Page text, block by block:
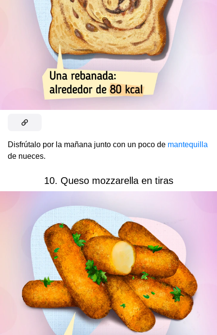
Disfrútalo por la mañana junto con un poco de mantequilla
de nueces.
10. Queso mozzarella en tiras